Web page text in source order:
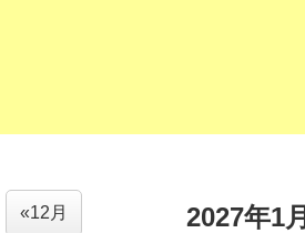
2027年1月
«12月